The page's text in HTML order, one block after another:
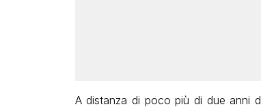
A distanza di poco più di due anni